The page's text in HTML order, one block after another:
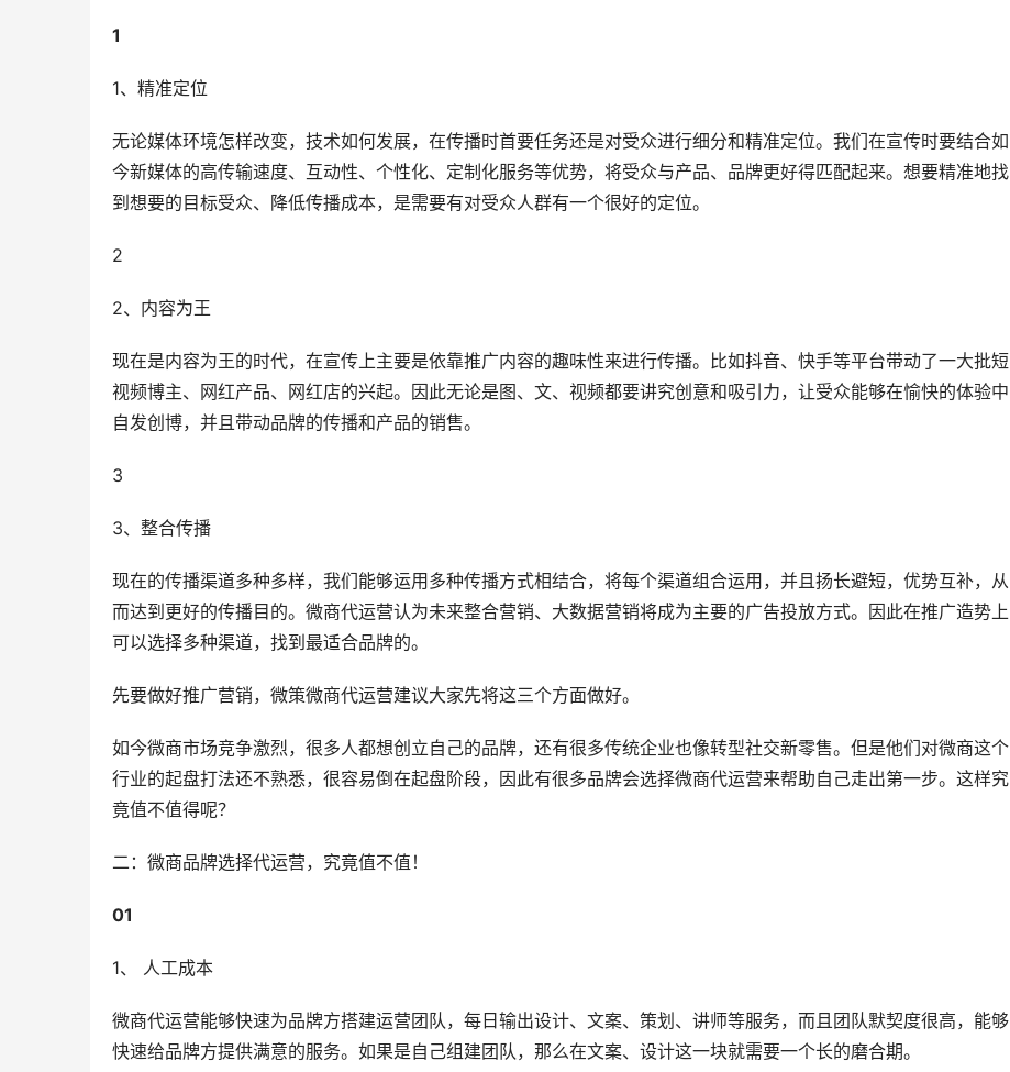
1
1、精准定位
无论媒体环境怎样改变，技术如何发展，在传播时首要任务还是对受众进行细分和精准定位。我们在宣传时要结合如
今新媒体的高传输速度、互动性、个性化、定制化服务等优势，将受众与产品、品牌更好得匹配起来。想要精准地找
到想要的目标受众、降低传播成本，是需要有对受众人群有一个很好的定位。
2
2、内容为王
现在是内容为王的时代，在宣传上主要是依靠推广内容的趣味性来进行传播。比如抖音、快手等平台带动了一大批短
视频博主、网红产品、网红店的兴起。因此无论是图、文、视频都要讲究创意和吸引力，让受众能够在愉快的体验中
自发创博，并且带动品牌的传播和产品的销售。
3
3、整合传播
现在的传播渠道多种多样，我们能够运用多种传播方式相结合，将每个渠道组合运用，并且扬长避短，优势互补，从
而达到更好的传播目的。微商代运营认为未来整合营销、大数据营销将成为主要的广告投放方式。因此在推广造势上
可以选择多种渠道，找到最适合品牌的。
先要做好推广营销，微策微商代运营建议大家先将这三个方面做好。
如今微商市场竞争激烈，很多人都想创立自己的品牌，还有很多传统企业也像转型社交新零售。但是他们对微商这个
行业的起盘打法还不熟悉，很容易倒在起盘阶段，因此有很多品牌会选择微商代运营来帮助自己走出第一步。这样究
竟值不值得呢？
二：微商品牌选择代运营，究竟值不值！
01
1、 人工成本
微商代运营能够快速为品牌方搭建运营团队，每日输出设计、文案、策划、讲师等服务，而且团队默契度很高，能够
快速给品牌方提供满意的服务。如果是自己组建团队，那么在文案、设计这一块就需要一个长的磨合期。